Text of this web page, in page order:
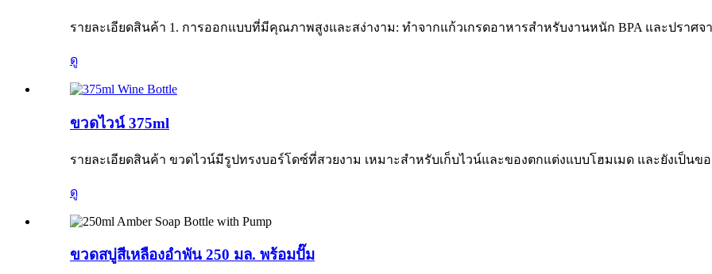
รายละเอียดสินค้า 1. การออกแบบที่มีคุณภาพสูงและสง่างาม: ทำจากแก้วเกรดอาหารสำหรับงานหนัก BPA และปราศ
ดู
ขวดไวน์ 375ml
รายละเอียดสินค้า ขวดไวน์มีรูปทรงบอร์โดซ์ที่สวยงาม เหมาะสำหรับเก็บไวน์และของตกแต่งแบบโฮมเมด และยังเป็นข
ดู
ขวดสบู่สีเหลืองอำพัน 250 มล. พร้อมปั๊ม